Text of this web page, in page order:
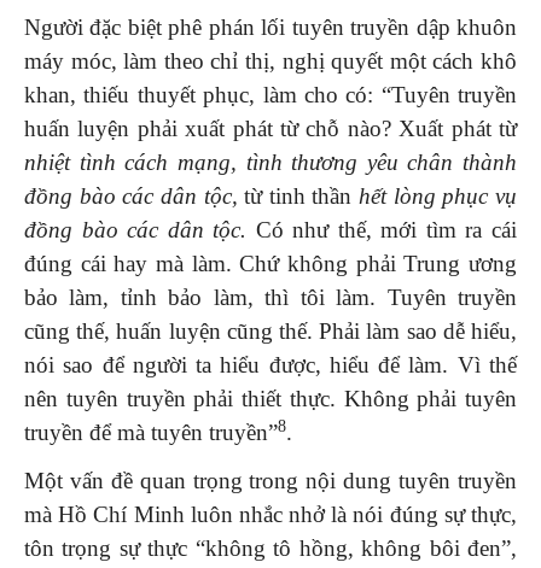
Người đặc biệt phê phán lối tuyên truyền dập khuôn
máy móc, làm theo chỉ thị, nghị quyết một cách khô
khan, thiếu thuyết phục, làm cho có: “Tuyên truyền
huấn luyện phải xuất phát từ chỗ nào? Xuất phát từ
nhiệt tình cách mạng, tình thương yêu chân thành
đồng bào các dân tộc,từ tinh thần hết lòng phục vụ
đồng bào các dân tộc. Có như thế, mới tìm ra cái
đúng cái hay mà làm. Chứ không phải Trung ương
bảo làm, tỉnh bảo làm, thì tôi làm. Tuyên truyền
cũng thế, huấn luyện cũng thế. Phải làm sao dễ hiểu,
nói sao để người ta hiểu được, hiểu để làm. Vì thế
nên tuyên truyền phải thiết thực. Không phải tuyên
truyền để mà tuyên truyền”8.
Một vấn đề quan trọng trong nội dung tuyên truyền
mà Hồ Chí Minh luôn nhắc nhở là nói đúng sự thực,
tôn trọng sự thực “không tô hồng, không bôi đen”,